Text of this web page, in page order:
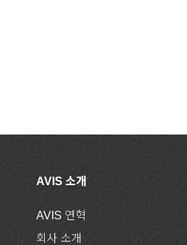
AVIS 소개
AVIS 연혁
회사 소개